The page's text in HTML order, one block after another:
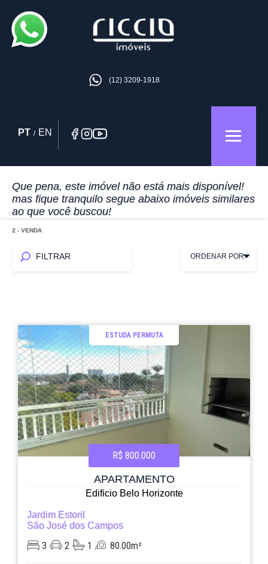
(12) 3209-1918
PT / EN
Que pena, este imóvel não está mais disponível!
mas fique tranquilo segue abaixo imóveis similares
ao que você buscou!
2 - VENDA
FILTRAR ORDENAR POR:
ESTUDA PERMUTA
R$ 800.000
APARTAMENTO
Edificio Belo Horizonte
Jardim Estoril
São José dos Campos
3 2 1 80.00m²